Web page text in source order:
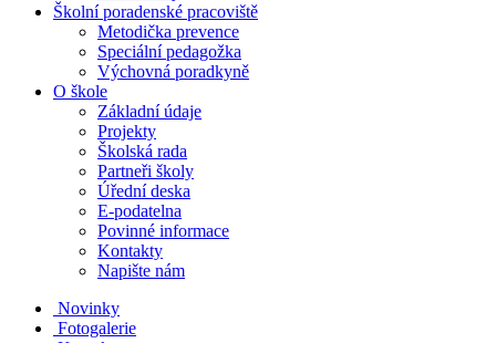
Školní poradenské pracoviště
Metodička prevence
Speciální pedagožka
Výchovná poradkyně
O škole
Základní údaje
Projekty
Školská rada
Partneři školy
Úřední deska
E-podatelna
Povinné informace
Kontakty
Napište nám
Novinky
Fotogalerie